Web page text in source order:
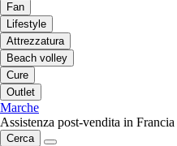
Fan
Lifestyle
Attrezzatura
Beach volley
Cure
Outlet
Marche
Assistenza post-vendita in Francia
Cerca